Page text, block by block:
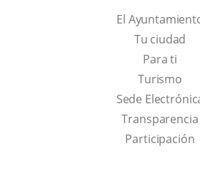
El
Tu ciudad
Para ti
TurismoThis
link
will
Sede
Transparencia
Participación